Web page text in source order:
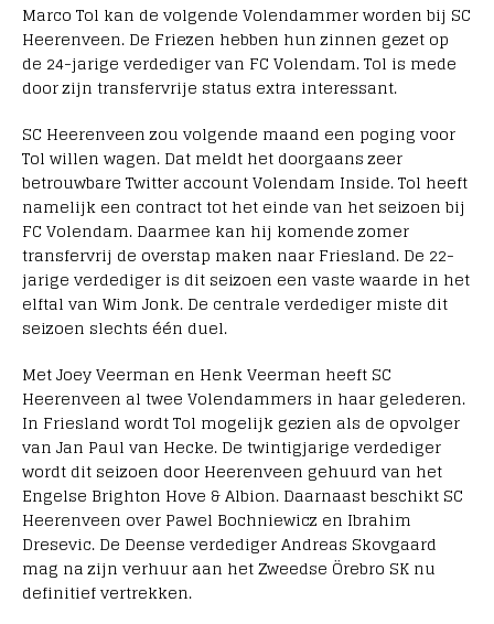
Marco Tol kan de volgende Volendammer worden bij SC
Heerenveen. De Friezen hebben hun zinnen gezet op
de 24-jarige verdediger van FC Volendam. Tol is mede
door zijn transfervrije status extra interessant.
SC Heerenveen zou volgende maand een poging voor
Tol willen wagen. Dat meldt het doorgaans zeer
betrouwbare Twitter account Volendam Inside. Tol heeft
namelijk een contract tot het einde van het seizoen bij
FC Volendam. Daarmee kan hij komende zomer
transfervrij de overstap maken naar Friesland. De 22-
jarige verdediger is dit seizoen een vaste waarde in het
elftal van Wim Jonk. De centrale verdediger miste dit
seizoen slechts één duel.
Met Joey Veerman en Henk Veerman heeft SC
Heerenveen al twee Volendammers in haar gelederen.
In Friesland wordt Tol mogelijk gezien als de opvolger
van Jan Paul van Hecke. De twintigjarige verdediger
wordt dit seizoen door Heerenveen gehuurd van het
Engelse Brighton Hove & Albion. Daarnaast beschikt SC
Heerenveen over Pawel Bochniewicz en Ibrahim
Dresevic. De Deense verdediger Andreas Skovgaard
mag na zijn verhuur aan het Zweedse Örebro SK nu
definitief vertrekken.